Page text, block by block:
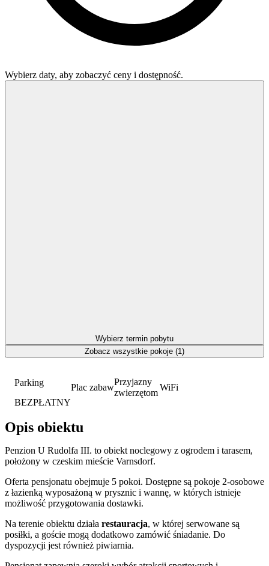
Parking
BEZPŁATNY
Plac zabaw
Przyjazny
zwierzętom
WiFi
Opis obiektu
Penzion U Rudolfa III. to obiekt noclegowy z ogrodem i tarasem,
położony w czeskim mieście Varnsdorf.
Oferta pensjonatu obejmuje 5 pokoi. Dostępne są pokoje 2-osobowe
z łazienką wyposażoną w prysznic i wannę, w których istnieje
możliwość przygotowania dostawki.
Na terenie obiektu działa restauracja, w której serwowane są
posiłki, a goście mogą dodatkowo zamówić śniadanie. Do
dyspozycji jest również piwiarnia.
Wybierz daty, aby zobaczyć ceny i dostępność.
Wybierz termin pobytu
Zobacz wszystkie pokoje (1)